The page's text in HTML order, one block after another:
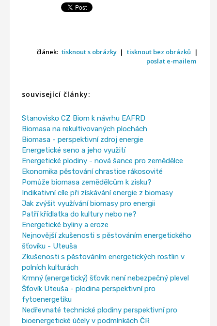
článek: tisknout s obrázky | tisknout bez obrázků |
poslat e-mailem
související články:
Stanovisko CZ Biom k návrhu EAFRD
Biomasa na rekultivovaných plochách
Biomasa - perspektivní zdroj energie
Energetické seno a jeho využití
Energetické plodiny - nová šance pro zemědělce
Ekonomika pěstování chrastice rákosovité
Pomůže biomasa zemědělcům k zisku?
Indikativní cíle při získávání energie z biomasy
Jak zvýšit využívání biomasy pro energii
Patří křídlatka do kultury nebo ne?
Energetické byliny a eroze
Nejnovější zkušenosti s pěstováním energetického
šťovíku - Uteuša
Zkušenosti s pěstováním energetických rostlin v
polních kulturách
Krmný (energetický) šťovík není nebezpečný plevel
Šťovík Uteuša - plodina perspektivní pro
fytoenergetiku
Nedřevnaté technické plodiny perspektivní pro
bioenergetické účely v podmínkách ČR